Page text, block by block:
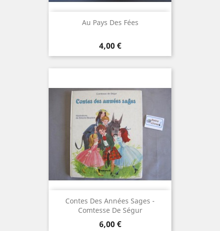
Au Pays Des Fées
Prix
4,00 €
Contes Des Années Sages -
Comtesse De Ségur
Prix
6,00 €